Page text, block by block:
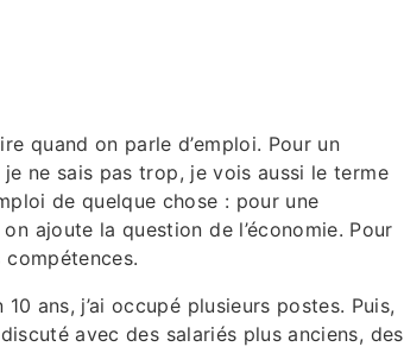
quand on parle d’emploi. Pour un
ne sais pas trop, je vois aussi le terme
de quelque chose : pour une
ajoute la question de l’économie. Pour
compétences.
ans, j’ai occupé plusieurs postes. Puis,
avec des salariés plus anciens, des